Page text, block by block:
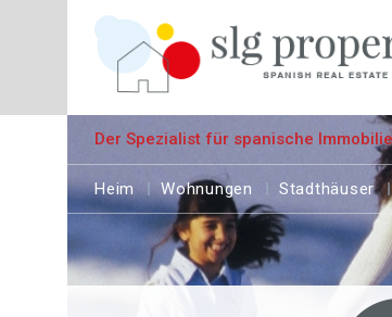
Der Spezialist für spanische
Heim Wohnungen Stadthäuser